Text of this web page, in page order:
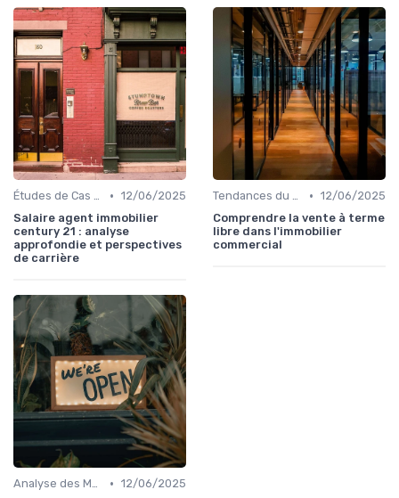
Études de Cas et Exemples de Réussite • 12/06/2025
Salaire agent immobilier
century 21 : analyse
approfondie et perspectives
de carrière
Tendances du Marché Immobilier Commercial • 12/06/2025
Comprendre la vente à terme
libre dans l'immobilier
commercial
Analyse des Marchés Locaux et Globaux • 12/06/2025